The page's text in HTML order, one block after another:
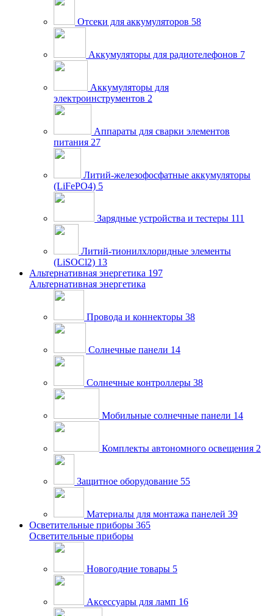
Отсеки для аккумуляторов 58
Аккумуляторы для радиотелефонов 7
Аккумуляторы для
электроинструментов 2
Аппараты для сварки элементов
питания 27
Литий-железофосфатные аккумуляторы
(LiFePO4) 5
Зарядные устройства и тестеры 111
Литий-тионилхлоридные элементы
(LiSOCl2) 13
Альтернативная энергетика 197
Альтернативная энергетика
Провода и коннекторы 38
Солнечные панели 14
Солнечные контроллеры 38
Мобильные солнечные панели 14
Комплекты автономного освещения 2
Защитное оборудование 55
Материалы для монтажа панелей 39
Осветительные приборы 365
Осветительные приборы
Новогодние товары 5
Аксессуары для ламп 16